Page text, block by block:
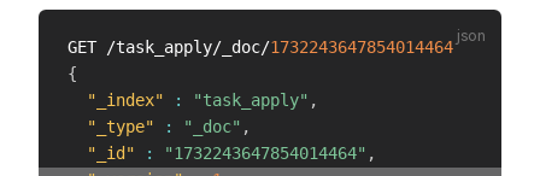
GET /task_apply/_doc/1732243647854014464
{
"_index"
: "task_apply" ,
"_type"
: "_doc" ,
"_id"
: "1732243647854014464" ,